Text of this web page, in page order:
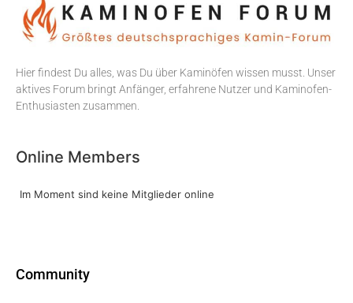
Hier findest Du alles, was Du über Kaminöfen wissen musst. Unser
aktives Forum bringt Anfänger, erfahrene Nutzer und Kaminofen-
Enthusiasten zusammen.
Online Members
Im Moment sind keine Mitglieder online
Community